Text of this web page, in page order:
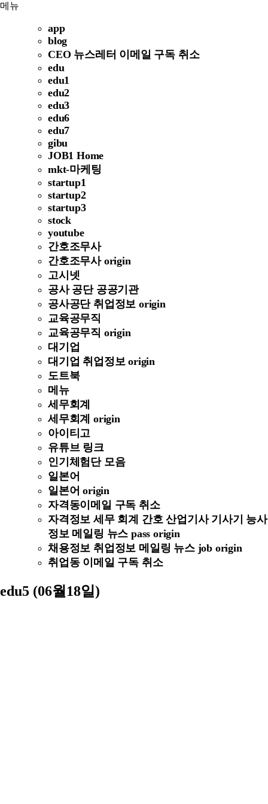
메뉴
app
blog
CEO 뉴스레터 이메일 구독 취소
edu
edu1
edu2
edu3
edu6
edu7
gibu
JOB1 Home
mkt-마케팅
startup1
startup2
startup3
stock
youtube
간호조무사
간호조무사 origin
고시넷
공사 공단 공공기관
공사공단 취업정보 origin
교육공무직
교육공무직 origin
대기업
대기업 취업정보 origin
도트북
메뉴
세무회계
세무회계 origin
아이티고
유튜브 링크
인기체험단 모음
일본어
일본어 origin
자격동이메일 구독 취소
자격정보 세무 회계 간호 산업기사 기사기 능사
정보 메일링 뉴스 pass origin
채용정보 취업정보 메일링 뉴스 job origin
취업동 이메일 구독 취소
edu5 (06월18일)